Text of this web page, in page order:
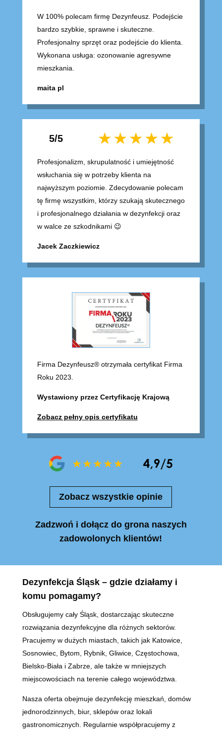
W 100% polecam firmę Dezynfeusz. Podejście
bardzo szybkie, sprawne i skuteczne.
Profesjonalny sprzęt oraz podejście do klienta.
Wykonana usługa: ozonowanie agresywne
mieszkania.
maita pl
5/5
Profesjonalizm, skrupulatność i umiejętność
wsłuchania się w potrzeby klienta na
najwyższym poziomie. Zdecydowanie polecam
tę firmę wszystkim, którzy szukają skutecznego
i profesjonalnego działania w dezynfekcji oraz
w walce ze szkodnikami 😉
Jacek Zaczkiewicz
Firma Dezynfeusz® otrzymała certyfikat Firma
Roku 2023.
Wystawiony przez Certyfikację Krajową
Zobacz pełny opis certyfikatu
Zobacz wszystkie opinie
Zadzwoń i dołącz do grona naszych
zadowolonych klientów!
Dezynfekcja Śląsk – gdzie działamy i
komu pomagamy?
Obsługujemy cały Śląsk, dostarczając skuteczne
rozwiązania dezynfekcyjne dla różnych sektorów.
Pracujemy w dużych miastach, takich jak Katowice,
Sosnowiec, Bytom, Rybnik, Gliwice, Częstochowa,
Bielsko-Biała i Zabrze, ale także w mniejszych
miejscowościach na terenie całego województwa.
Nasza oferta obejmuje dezynfekcję mieszkań, domów
jednorodzinnych, biur, sklepów oraz lokali
gastronomicznych. Regularnie współpracujemy z